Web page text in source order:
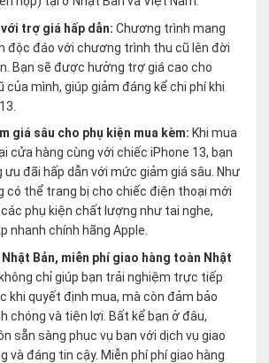
trợ giá hấp dẫn:Chương trình mang
độc đáo với chương trình thu cũ lên đời
Bạn sẽ được hưởng trợ giá cao cho
của mình, giúp giảm đáng kể chi phí khi
giá sâu cho phụ kiện mua kèm: Khi mua
cửa hàng cùng với chiếc iPhone 13, bạn
đãi hấp dẫn với mức giảm giá sâu. Như
có thể trang bị cho chiếc điện thoại mới
phụ kiện chất lượng như tai nghe,
nhanh chính hãng Apple.
Bản, miễn phí giao hàng toàn Nhật
chỉ giúp bạn trải nghiệm trực tiếp
khi quyết định mua, mà còn đảm bảo
chóng và tiện lợi. Bất kể bạn ở đâu,
sẵn sàng phục vụ bạn với dịch vụ giao
và đáng tin cậy. Miễn phí phí giao hàng